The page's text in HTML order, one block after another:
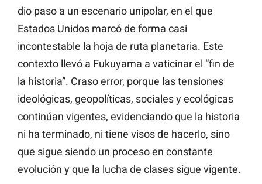
dio paso a un escenario unipolar, en el que
Estados Unidos marcó de forma casi
incontestable la hoja de ruta planetaria. Este
contexto llevó a Fukuyama a vaticinar el “fin de
la historia”. Craso error, porque las tensiones
ideológicas, geopolíticas, sociales y ecológicas
continúan vigentes, evidenciando que la historia
ni ha terminado, ni tiene visos de hacerlo, sino
que sigue siendo un proceso en constante
evolución y que la lucha de clases sigue vigente.